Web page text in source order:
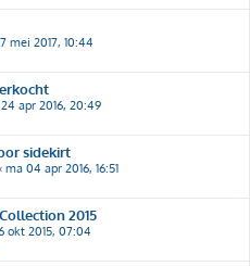
mei 2017, 10:44
apr 2016, 20:49
sidekirt
ma 04 apr 2016, 16:51
2015
okt 2015, 07:04